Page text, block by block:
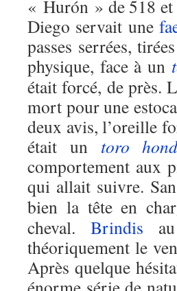
« Hurón » de 518 et
Diego servait une
passes serrées,
physique, face à un
était forcé, de près.
mort pour une
deux avis, l’oreille
était un toro
comportement aux
qui allait suivre.
bien la tête en
cheval.Brindis
théoriquement le
Après quelque